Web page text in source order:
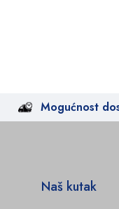
Mogućnost
Naš kutak